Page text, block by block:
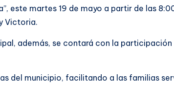
este martes 19 de mayo a partir de las
Victoria.
además, se contará con la
del municipio, facilitando a las familias